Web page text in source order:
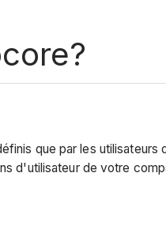
que par les utilisateurs
d'utilisateur de votre